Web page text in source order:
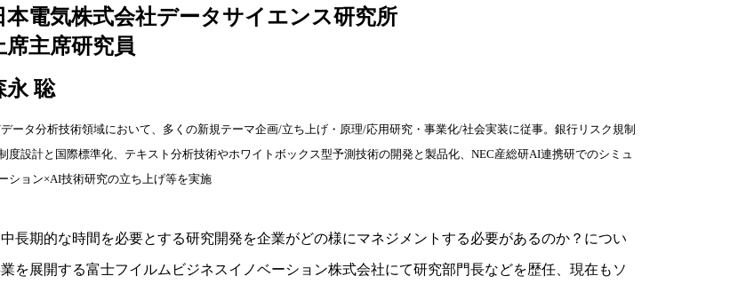
本電気株式会社データサイエンス研究所
席主席研究員
永 聡
ータ分析技術領域において、多くの新規テーマ企画/立ち上げ・原理/応用研究・事業化/社会実装に従事。銀行リスク規制
度設計と国際標準化、テキスト分析技術やホワイトボックス型予測技術の開発と製品化、NEC産総研AI連携研でのシミュ
ション×AI技術研究の立ち上げ等を実施
長期的な時間を必要とする研究開発を企業がどの様にマネジメントする必要があるのか？につい
を展開する富士フイルムビジネスイノベーション株式会社にて研究部門長などを歴任、現在もソ